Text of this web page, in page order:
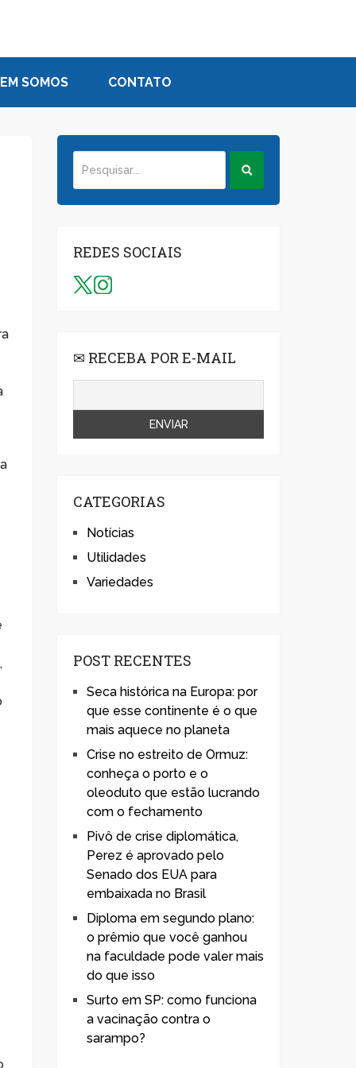
SOMOS CONTATO
REDES SOCIAIS
✉ RECEBA POR E-MAIL
CATEGORIAS
Notícias
Utilidades
Variedades
POST RECENTES
Seca histórica na Europa: por
que esse continente é o que
mais aquece no planeta
Crise no estreito de Ormuz:
conheça o porto e o
oleoduto que estão lucrando
com o fechamento
Pivô de crise diplomática,
Perez é aprovado pelo
Senado dos EUA para
embaixada no Brasil
Diploma em segundo plano:
o prêmio que você ganhou
na faculdade pode valer mais
do que isso
Surto em SP: como funciona
a vacinação contra o
sarampo?